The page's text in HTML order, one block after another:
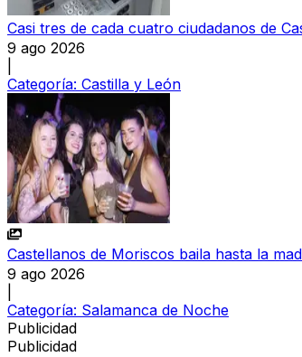
Casi tres de cada cuatro ciudadanos de
9 ago 2026
Categoría: Castilla y León
Castellanos de Moriscos baila hasta la
9 ago 2026
Categoría: Salamanca de Noche
Publicidad
Publicidad